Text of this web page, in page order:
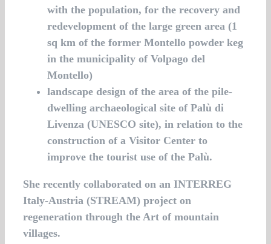
with the population, for the recovery and
redevelopment of the large green area (1
sq km of the former Montello powder keg
in the municipality of Volpago del
Montello)
landscape design of the area of ​​the pile-
dwelling archaeological site of Palù di
Livenza (UNESCO site), in relation to the
construction of a Visitor Center to
improve the tourist use of the Palù.
She recently collaborated on an INTERREG
Italy-Austria (STREAM) project on
regeneration through the Art of mountain
villages.